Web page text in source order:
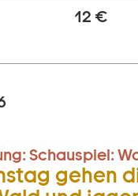
12 €
Schauspiel:
gehen